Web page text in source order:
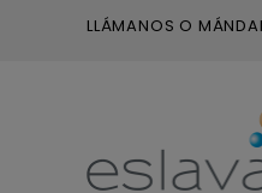
LLÁMANOS O